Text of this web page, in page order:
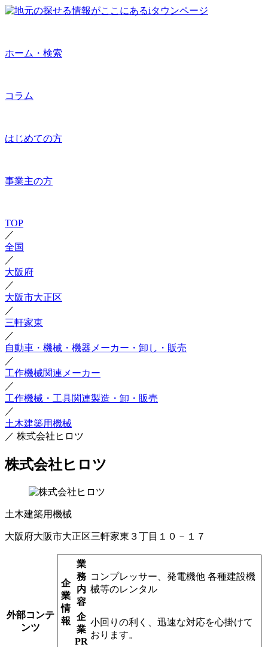
ホーム・検索
コラム
はじめての方
事業主の方
TOP
／
全国
／
大阪府
／
大阪市大正区
／
三軒家東
／
自動車・機械・機器メーカー・卸し・販売
／
工作機械関連メーカー
／
工作機械・工具関連製造・卸・販売
／
土木建築用機械
／ 株式会社ヒロツ
株式会社ヒロツ
土木建築用機械
大阪府大阪市大正区三軒家東３丁目１０－１７
外部コンテ
ンツ
企
業
情
報
業
務
内
容
コンプレッサー、発電機他 各種建設機
械等のレンタル
企
業
PR
小回りの利く、迅速な対応を心掛けて
おります。